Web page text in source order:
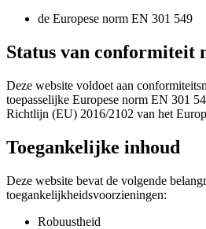
de Europese norm EN 301 549
Status van conformiteit
Deze website voldoet aan
toepasselijke Europese norm EN 301
Richtlijn (EU) 2016/2102 van het
Toegankelijke inhoud
Deze website bevat de volgende
toegankelijkheidsvoorzieningen:
Robuustheid